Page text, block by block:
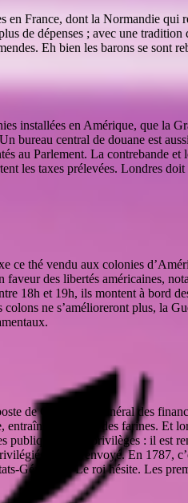
France, dont la Normandie qui
de dépenses ; avec une
Eh bien les barons se sont
installées en Amérique, que la
bureau central de douane est
au Parlement. La contrebande
les taxes prélevées. Londres
ce thé vendu aux colonies
des libertés américaines,
18h et 19h, ils montent à bord
ne s’amélioreront plus, la
de Contrôleur général des
la Guerre des farines. Et
et les privilèges : il est
: il est renvoyé. En 1787,
Généraux. Le roi hésite. Les